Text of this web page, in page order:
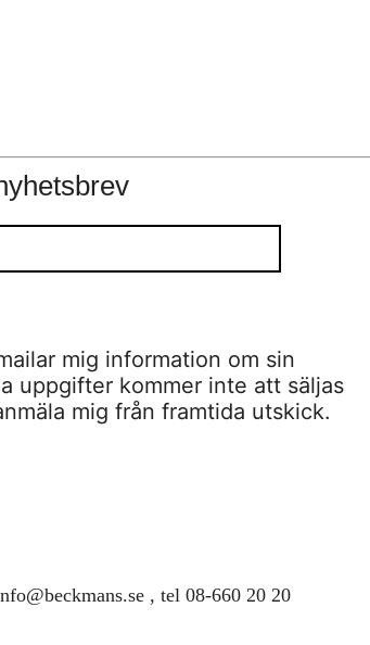
mig information om sin
uppgifter kommer inte att säljas
mig från framtida utskick.
, tel 08-660 20 20